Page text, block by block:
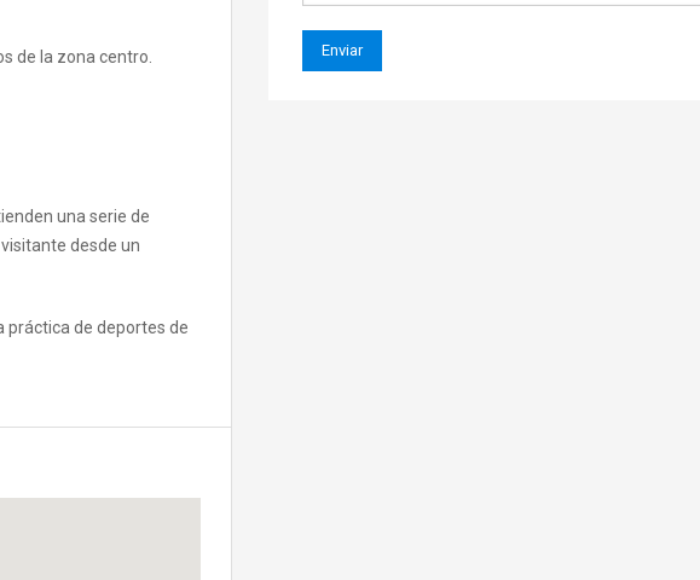
de la zona centro.
una serie de
desde un
práctica de deportes de